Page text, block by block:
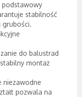
podstawowy
stabilność
grubości.
do balustrad
montaż
niezawodne
pozwala na